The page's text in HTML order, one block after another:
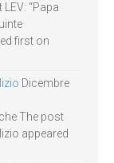
“Papa
first on
Dicembre
The post
appeared